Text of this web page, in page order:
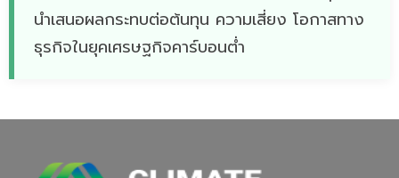
นำเสนอผลกระทบต่อต้นทุน ความเสี่ยง โอกาสทาง
ธุรกิจในยุคเศรษฐกิจคาร์บอนต่ำ